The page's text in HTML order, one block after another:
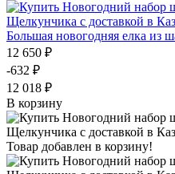
Большая новогодняя елка из
12 650 ₽
-632 ₽
12 018 ₽
В корзину
Товар добавлен в корзину!